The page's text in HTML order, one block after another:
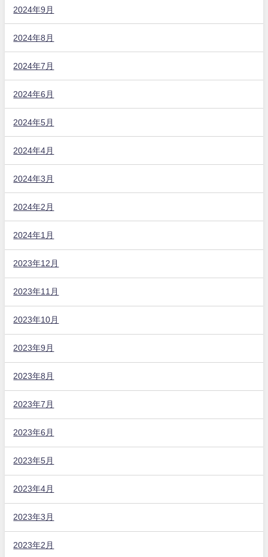
2024年9月
2024年8月
2024年7月
2024年6月
2024年5月
2024年4月
2024年3月
2024年2月
2024年1月
2023年12月
2023年11月
2023年10月
2023年9月
2023年8月
2023年7月
2023年6月
2023年5月
2023年4月
2023年3月
2023年2月